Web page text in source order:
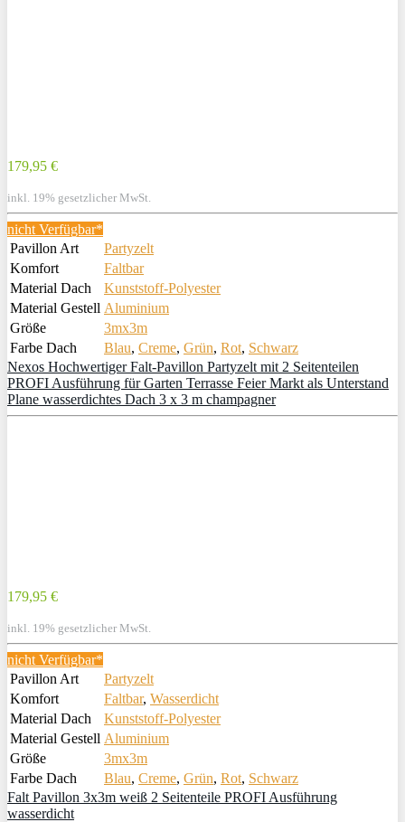
179,95 €
inkl. 19% gesetzlicher MwSt.
nicht Verfügbar*
Pavillon Art
Partyzelt
Komfort
Faltbar
Material Dach
Kunststoff-Polyester
Material Gestell Aluminium
Größe
3mx3m
Farbe Dach
Blau, Creme, Grün, Rot, Schwarz
Nexos Hochwertiger Falt-Pavillon Partyzelt mit 2 Seitenteilen
PROFI Ausführung für Garten Terrasse Feier Markt als Unterstand
Plane wasserdichtes Dach 3 x 3 m champagner
179,95 €
inkl. 19% gesetzlicher MwSt.
nicht Verfügbar*
Pavillon Art
Partyzelt
Komfort
Faltbar, Wasserdicht
Material Dach
Kunststoff-Polyester
Material Gestell Aluminium
Größe
3mx3m
Farbe Dach
Blau, Creme, Grün, Rot, Schwarz
Falt Pavillon 3x3m weiß 2 Seitenteile PROFI Ausführung
wasserdicht